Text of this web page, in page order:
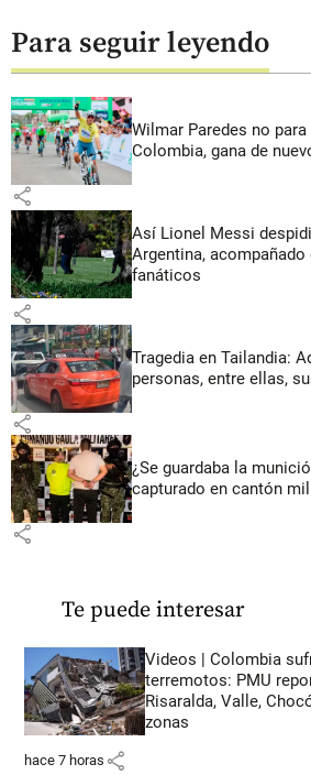
Para seguir leyendo
Wilmar Paredes no
Colombia, gana de
share
Así Lionel Messi
Argentina,
fanáticos
share
Tragedia en Tailandia:
personas, entre ellas,
share
¿Se guardaba la
capturado en cantón
share
Te puede interesar
Videos | Colombia
terremotos: PMU
Risaralda, Valle,
zonas
hace 7 horas share